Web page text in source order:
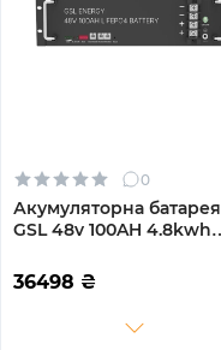
0
Акумуляторна батарея
GSL 48v 100AH 4.8kwh
36498 ₴